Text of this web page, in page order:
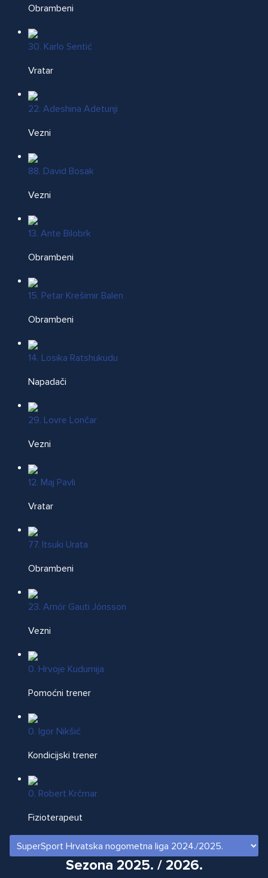
Obrambeni
30. Karlo Sentić
Vratar
22. Adeshina Adetunji
Vezni
88. David Bosak
Vezni
13. Ante Bilobrk
Obrambeni
15. Petar Krešimir Balen
Obrambeni
14. Losika Ratshukudu
Napadači
29. Lovre Lončar
Vezni
12. Maj Pavli
Vratar
77. Itsuki Urata
Obrambeni
23. Arnór Gauti Jónsson
Vezni
0. Hrvoje Kudumija
Pomoćni trener
0. Igor Nikšić
Kondicijski trener
0. Robert Krčmar
Fizioterapeut
Sezona 2025. / 2026.